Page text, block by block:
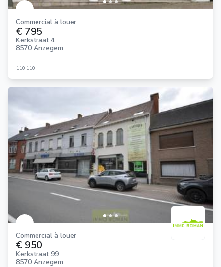
Commercial à louer
€ 795
Kerkstraat 4
8570 Anzegem
110 110
Commercial à louer
€ 950
Kerkstraat 99
8570 Anzegem